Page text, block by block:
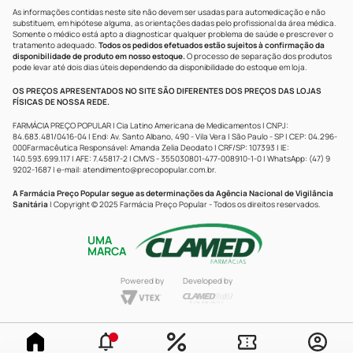
As informações contidas neste site não devem ser usadas para automedicação e não
substituem, em hipótese alguma, as orientações dadas pelo profissional da área médica.
Somente o médico está apto a diagnosticar qualquer problema de saúde e prescrever o
tratamento adequado. Todos os pedidos efetuados estão sujeitos à confirmação da
disponibilidade de produto em nosso estoque.O processo de separação dos produtos
pode levar até dois dias úteis dependendo da disponibilidade do estoque em loja.
OS PREÇOS APRESENTADOS NO SITE SÃO DIFERENTES DOS PREÇOS DAS LOJAS
FÍSICAS DE NOSSA REDE.
FARMÁCIA PREÇO POPULAR | Cia Latino Americana de Medicamentos | CNPJ:
84.683.481/0416-04 | End: Av. Santo Albano, 490 - Vila Vera | São Paulo - SP | CEP: 04.296-
000Farmacêutica Responsável: Amanda Zelia Deodato | CRF/SP: 107393 | IE:
140.593.699.117 | AFE: 7.45817-2 | CMVS - 355030801-477-008910-1-0 | WhatsApp: (47) 9
9202-1687 | e-mail: atendimento@precopopular.com.br.
A Farmácia Preço Popular segue as determinações da Agência Nacional de Vigilância
Sanitária | Copyright © 2025 Farmácia Preço Popular - Todos os direitos reservados.
UMA
MARCA
Powered by Developed by